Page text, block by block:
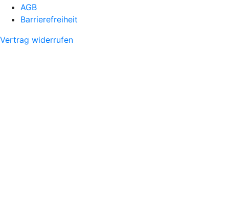
AGB
Barrierefreiheit
Vertrag widerrufen